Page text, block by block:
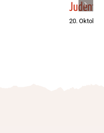
20. Oktober